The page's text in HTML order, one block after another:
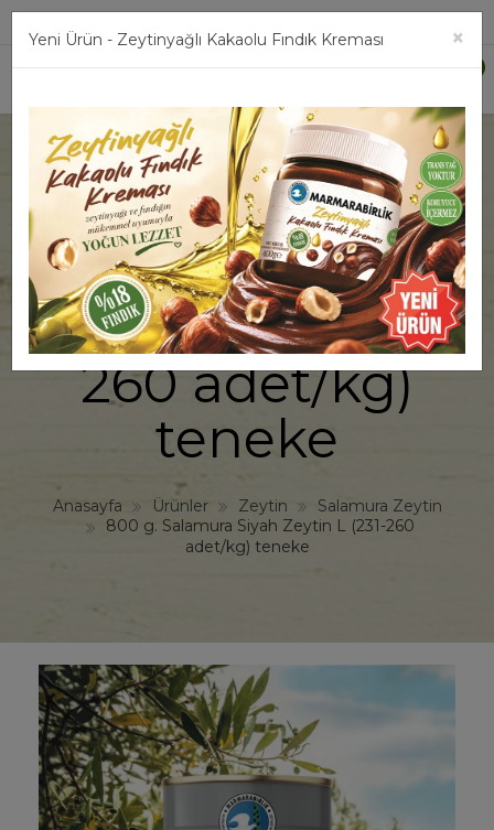
0
800 g.
Salamura Siyah
Zeytin L (231-
260 adet/kg)
teneke
Anasayfa Ürünler Zeytin
Salamura Zeytin
800 g. Salamura Siyah Zeytin L (231-260
adet/kg) teneke
Yeni Ürün - Zeytinyağlı Kakaolu Fındık Kreması ×